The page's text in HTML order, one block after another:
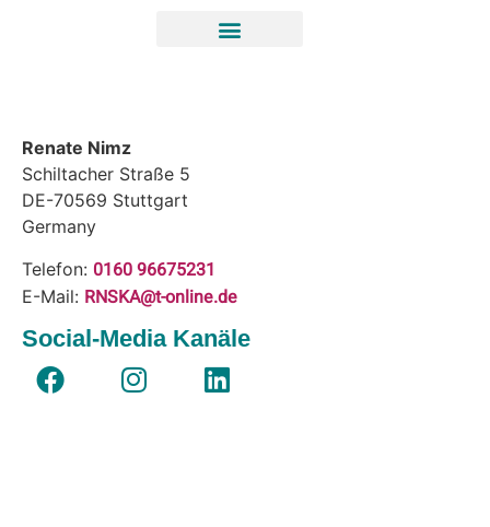
Renate Nimz
Schiltacher Straße 5
DE-70569 Stuttgart
Germany
Telefon: 0160 96675231
E-Mail: RNSKA@t-online.de
Social-Media Kanäle